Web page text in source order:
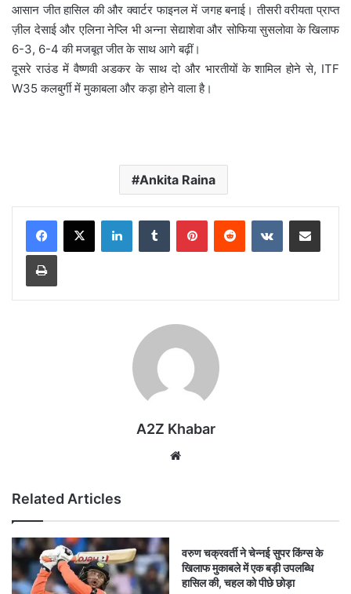
आसान जीत हासिल की और क्वार्टर फाइनल में जगह बनाई। तीसरी वरीयता प्राप्त
ज़ील देसाई और एलिना नेप्लि भी अन्ना सेद्याशेवा और सोफिया सुसलोवा के खिलाफ
6-3, 6-4 की मजबूत जीत के साथ आगे बढ़ीं।
दूसरे राउंड में वैष्णवी अडकर के साथ दो और भारतीयों के शामिल होने से, ITF
W35 कलबुर्गी में मुकाबला और कड़ा होने वाला है।
Ankita Raina
LinkedInTumblr PinterestReddit VKontakteShare via Email
Print
A2Z Khabar
Related Articles
वरुण चक्रवर्ती ने चेन्नई सुपर किंग्स के
खिलाफ मुकाबले में एक बड़ी उपलब्धि
हासिल की, चहल को पीछे छोड़ा